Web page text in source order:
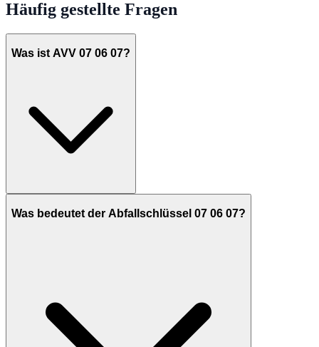
Häufig gestellte Fragen
Was ist AVV 07 06 07?
Was bedeutet der Abfallschlüssel 07 06 07?